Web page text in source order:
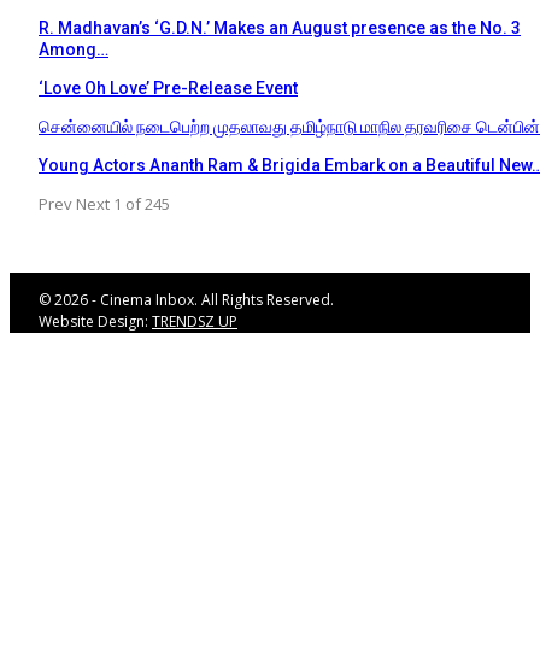
R. Madhavan’s ‘G.D.N.’ Makes an August presence as the No. 3
Among…
‘Love Oh Love’ Pre-Release Event
சென்னையில் நடைபெற்ற முதலாவது தமிழ்நாடு மாநில தரவரிசை
Young Actors Ananth Ram & Brigida Embark on a Beautiful
Prev Next 1 of 245
© 2026 - Cinema Inbox. All Rights Reserved.
Website Design: TRENDSZ UP